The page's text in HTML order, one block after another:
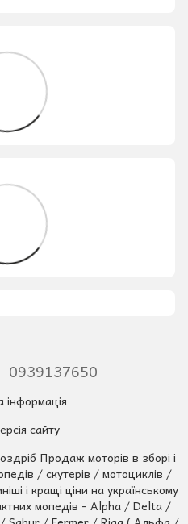
0939137650
інформація
сайту
Продаж моторів в зборі і
/ скутерів / мотоциклів /
і кращі ціни на українському
мопедів - Alpha / Delta /